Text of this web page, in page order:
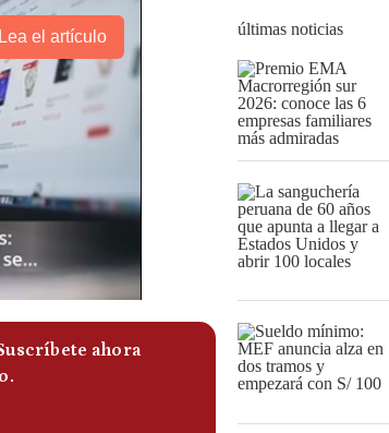
Lea el artículo últimas noticias